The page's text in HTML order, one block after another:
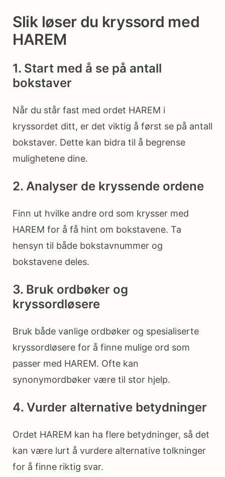
Slik løser du kryssord med
HAREM
1. Start med å se på antall
bokstaver
Når du står fast med ordet HAREM i
kryssordet ditt, er det viktig å først se på antall
bokstaver. Dette kan bidra til å begrense
mulighetene dine.
2. Analyser de kryssende ordene
Finn ut hvilke andre ord som krysser med
HAREM for å få hint om bokstavene. Ta
hensyn til både bokstavnummer og
bokstavene deles.
3. Bruk ordbøker og
kryssordløsere
Bruk både vanlige ordbøker og spesialiserte
kryssordløsere for å finne mulige ord som
passer med HAREM. Ofte kan
synonymordbøker være til stor hjelp.
4. Vurder alternative betydninger
Ordet HAREM kan ha flere betydninger, så det
kan være lurt å vurdere alternative tolkninger
for å finne riktig svar.